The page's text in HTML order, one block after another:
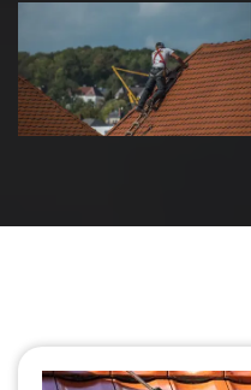
Urgence fuite
de toiture 39
Jura